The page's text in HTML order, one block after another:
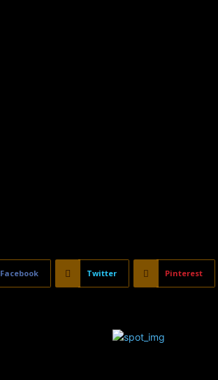
Facebook Twitter Pinterest